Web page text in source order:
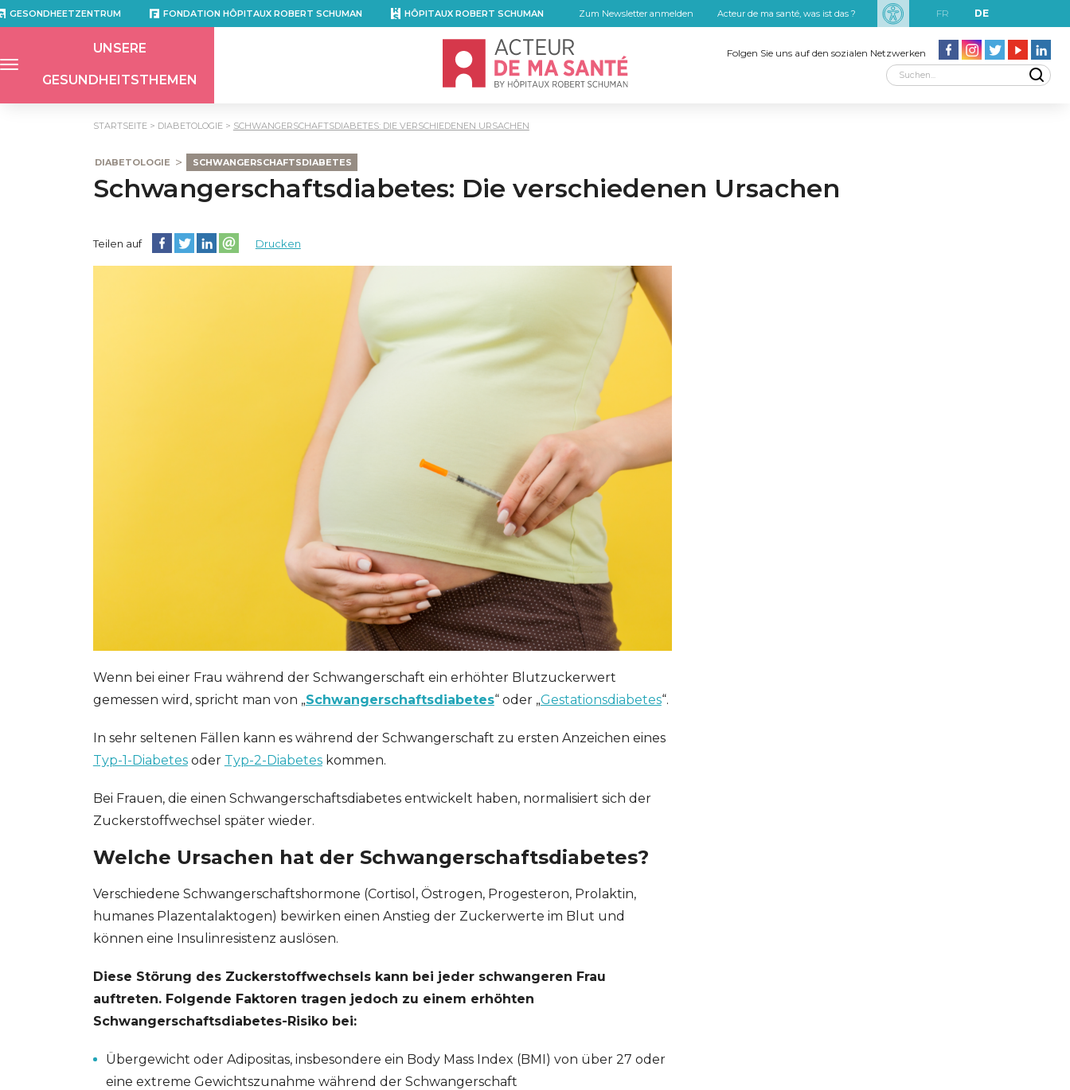
GESONDHEETZENTRUM FONDATION HÔPITAUX ROBERT SCHUMAN HÔPITAUX ROBERT SCHUMAN Zum Newsletter anmelden Acteur de ma santé, was ist das ? FR DE
UNSERE
GESUNDHEITSTHEMEN
Accueil - Acteur de ma santé, by HôpitauxRobert SchumanFolgen Sie uns auf den sozialen Netzwerken
GESONDHEETZENTRUM FONDATION HÔPITAUX ROBERT SCHUMAN HÔPITAUX ROBERT SCHUMAN
STARTSEITE DIABETOLOGIE SCHWANGERSCHAFTSDIABETES: DIE VERSCHIEDENEN URSACHEN
DIABETOLOGIE SCHWANGERSCHAFTSDIABETES
Schwangerschaftsdiabetes: Die verschiedenen Ursachen
Teilen auf Diese Seite auf Facebook teilen
Diese Seite auf Twitter teilen
Diese Seite auf LinkedIn teilen
Partager cette page sur email
Drucken
Wenn bei einer Frau während der Schwangerschaft ein erhöhter Blutzuckerwert
gemessen wird, spricht man von „Schwangerschaftsdiabetes“ oder „Gestationsdiabetes“.
In sehr seltenen Fällen kann es während der Schwangerschaft zu ersten Anzeichen eines
Typ-1-Diabetesoder Typ-2-Diabeteskommen.
Bei Frauen, die einen Schwangerschaftsdiabetes entwickelt haben, normalisiert sich der
Zuckerstoffwechsel später wieder.
Welche Ursachen hat der Schwangerschaftsdiabetes?
Verschiedene Schwangerschaftshormone (Cortisol, Östrogen, Progesteron, Prolaktin,
humanes Plazentalaktogen) bewirken einen Anstieg der Zuckerwerte im Blut und
können eine Insulinresistenz auslösen.
Diese Störung des Zuckerstoffwechsels kann bei jeder schwangeren Frau
auftreten. Folgende Faktoren tragen jedoch zu einem erhöhten
Schwangerschaftsdiabetes-Risiko bei:
Übergewicht oder Adipositas, insbesondere ein Body Mass Index (BMI) von über 27 oder
eine extreme Gewichtszunahme während der Schwangerschaft